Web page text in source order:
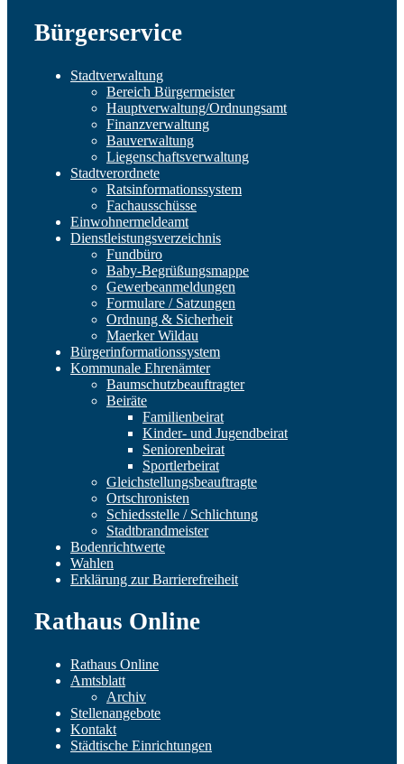
Bürgerservice
Stadtverwaltung
Bereich Bürgermeister
Hauptverwaltung/Ordnungsamt
Finanzverwaltung
Bauverwaltung
Liegenschaftsverwaltung
Stadtverordnete
Ratsinformationssystem
Fachausschüsse
Einwohnermeldeamt
Dienstleistungsverzeichnis
Fundbüro
Baby-Begrüßungsmappe
Gewerbeanmeldungen
Formulare / Satzungen
Ordnung & Sicherheit
Maerker Wildau
Bürgerinformationssystem
Kommunale Ehrenämter
Baumschutzbeauftragter
Beiräte
Familienbeirat
Kinder- und Jugendbeirat
Seniorenbeirat
Sportlerbeirat
Gleichstellungsbeauftragte
Ortschronisten
Schiedsstelle / Schlichtung
Stadtbrandmeister
Bodenrichtwerte
Wahlen
Erklärung zur Barrierefreiheit
Rathaus Online
Rathaus Online
Amtsblatt
Archiv
Stellenangebote
Kontakt
Städtische Einrichtungen